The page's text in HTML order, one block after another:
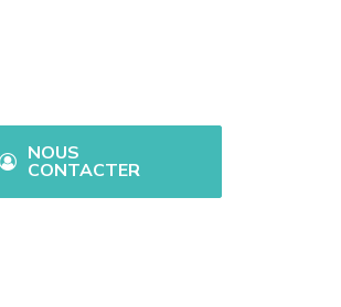
NOUS
CONTACTER